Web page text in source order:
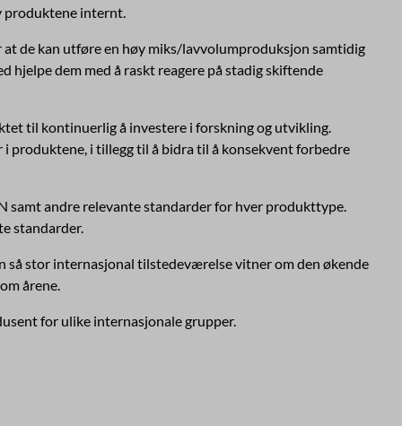
produktene internt.
de kan utføre en høy miks/lavvolumproduksjon samtidig
dem med å raskt reagere på stadig skiftende
til kontinuerlig å investere i forskning og utvikling.
produktene, i tillegg til å bidra til å konsekvent forbedre
samt andre relevante standarder for hver produkttype.
standarder.
så stor internasjonal tilstedeværelse vitner om den økende
årene.
for ulike internasjonale grupper.